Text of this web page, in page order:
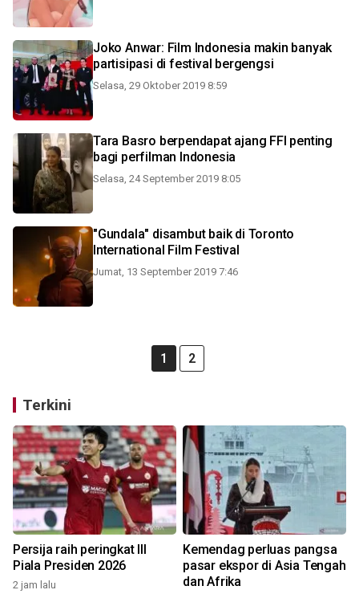
Joko Anwar: Film Indonesia makin banyak
partisipasi di festival bergengsi
Selasa, 29 Oktober 2019 8:59
Tara Basro berpendapat ajang FFI penting
bagi perfilman Indonesia
Selasa, 24 September 2019 8:05
"Gundala" disambut baik di Toronto
International Film Festival
Jumat, 13 September 2019 7:46
1 2
Terkini
Persija raih peringkat III
Piala Presiden 2026
2 jam lalu
Kemendag perluas pangsa
pasar ekspor di Asia Tengah
dan Afrika